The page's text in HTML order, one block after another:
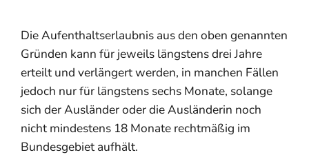
Die Aufenthaltserlaubnis aus den oben genannten
Gründen kann für jeweils längstens drei Jahre
erteilt und verlängert werden, in manchen Fällen
jedoch nur für längstens sechs Monate, solange
sich der Ausländer oder die Ausländerin noch
nicht mindestens 18 Monate rechtmäßig im
Bundesgebiet aufhält.